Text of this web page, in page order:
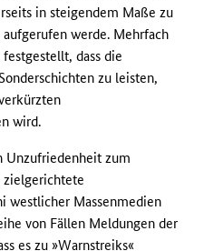
in steigendem Maße zu
werde. Mehrfach
dass die
zu leisten,
wird.
Unzufriedenheit zum
zielgerichtete
westlicher Massenmedien
von Fällen Meldungen der
es zu »Warnstreiks«